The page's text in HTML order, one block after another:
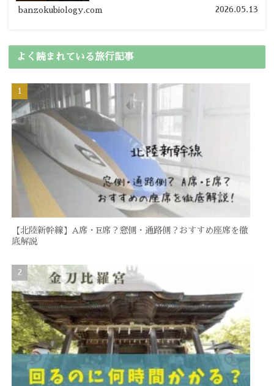
banzokubiology.com 2026.05.13
よく読まれている旅行記事
【北陸新幹線】A席・E席？窓側・通路側？おすすめ座席を徹
底解説